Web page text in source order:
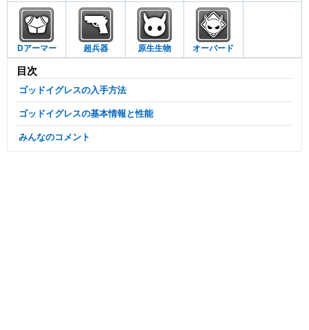
Dアーマー 超兵器 原生生物 オーバード
目次
ゴッドイグレスの入手方法
ゴッドイグレスの基本情報と性能
みんなのコメント